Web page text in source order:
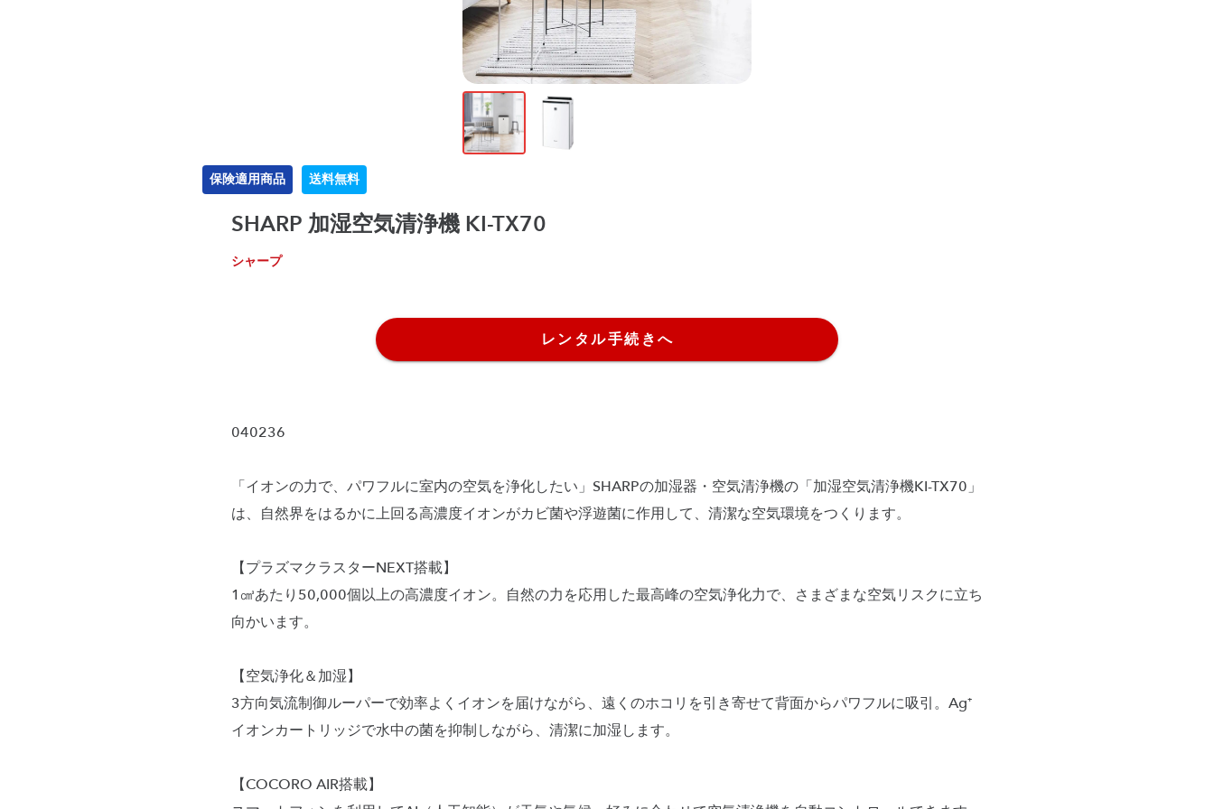
保険適用商品 送料無料
SHARP 加湿空気清浄機 KI-TX70
シャープ
レンタル手続きへ
040236
「イオンの力で、パワフルに室内の空気を浄化したい」SHARPの加湿器・空気清浄機の「加湿空気清浄機KI-TX70」
は、自然界をはるかに上回る高濃度イオンがカビ菌や浮遊菌に作用して、清潔な空気環境をつくります。
【プラズマクラスターNEXT搭載】
1㎤あたり50,000個以上の高濃度イオン。自然の力を応用した最高峰の空気浄化力で、さまざまな空気リスクに立ち
向かいます。
【空気浄化＆加湿】
3方向気流制御ルーパーで効率よくイオンを届けながら、遠くのホコリを引き寄せて背面からパワフルに吸引。Ag⁺
イオンカートリッジで水中の菌を抑制しながら、清潔に加湿します。
【COCORO AIR搭載】